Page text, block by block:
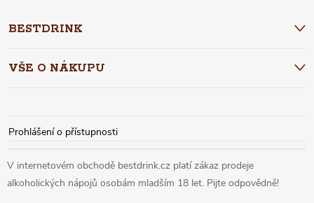
BESTDRINK
VŠE O NÁKUPU
Prohlášení o přístupnosti